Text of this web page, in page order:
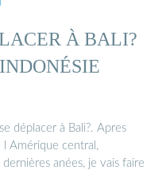
À BALI?
déplacer à Bali?. Apres
l Amérique central,
anées, je vais faire